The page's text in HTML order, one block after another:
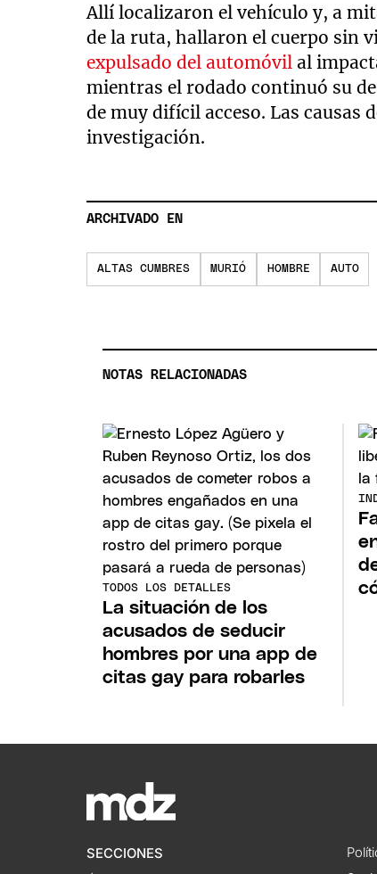
Allí localizaron el vehículo y, a
de la ruta, hallaron el cuerpo sin
expulsado del automóvilal
mientras el rodado continuó su
de muy difícil acceso. Las causas
investigación.
ARCHIVADO EN
ALTAS CUMBRES MURIÓ HOMBRE AUTO
NOTAS RELACIONADAS
TODOS LOS DETALLES
La situación de los
acusados de seducir
hombres por una app de
citas gay para robarles
SECCIONES